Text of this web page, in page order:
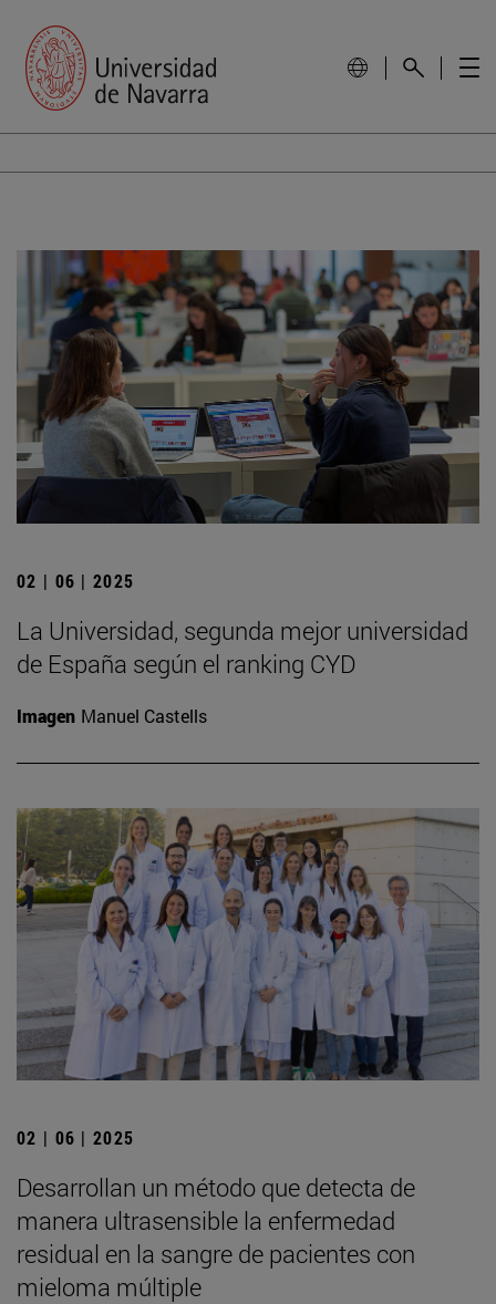
02 | 06 | 2025
La Universidad, segunda mejor universidad
de España según el ranking CYD
Imagen Manuel Castells
02 | 06 | 2025
Desarrollan un método que detecta de
manera ultrasensible la enfermedad
residual en la sangre de pacientes con
mieloma múltiple